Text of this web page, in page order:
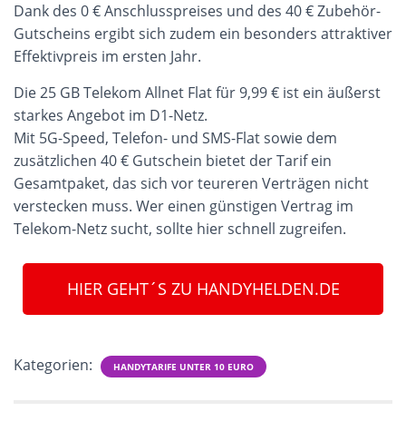
Dank des 0 € Anschlusspreises und des 40 € Zubehör-
Gutscheins ergibt sich zudem ein besonders attraktiver
Effektivpreis im ersten Jahr.
Die 25 GB Telekom Allnet Flat für 9,99 € ist ein äußerst
starkes Angebot im D1-Netz.
Mit 5G-Speed, Telefon- und SMS-Flat sowie dem
zusätzlichen 40 € Gutschein bietet der Tarif ein
Gesamtpaket, das sich vor teureren Verträgen nicht
verstecken muss. Wer einen günstigen Vertrag im
Telekom-Netz sucht, sollte hier schnell zugreifen.
HIER GEHT´S ZU HANDYHELDEN.DE
Kategorien: HANDYTARIFE UNTER 10 EURO